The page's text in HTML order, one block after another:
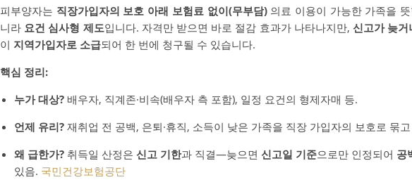
피부양자는 직장가입자의 보호 아래 보험료 없이(무부담)의료 이용이 가능한 가족을 뜻
니라 요건 심사형 제도입니다. 자격만 받으면 바로 절감 효과가 나타나지만,신고가 늦거
이 지역가입자로 소급되어 한 번에 청구될 수 있습니다.
핵심 정리:
누가 대상? 배우자, 직계존·비속(배우자 측 포함), 일정 요건의 형제자매 등.
언제 유리? 재취업 전 공백, 은퇴·휴직, 소득이 낮은 가족을 직장 가입자의 보호로 묶
왜 급한가? 취득일 산정은 신고 기한과 직결—늦으면 신고일 기준으로만 인정되어 공
있음. 국민건강보험공단